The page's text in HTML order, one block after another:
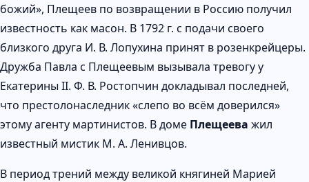
божий», Плещеев по возвращении в Россию получил
известность как масон. В 1792 г. с подачи своего
близкого друга И. В. Лопухина принят в розенкрейцеры.
Дружба Павла с Плещеевым вызывала тревогу у
Екатерины II. Ф. В. Ростопчин докладывал последней,
что престолонаследник «слепо во всём доверился»
этому агенту мартинистов. В доме Плещеева жил
известный мистик М. А. Ленивцов.
В период трений между великой княгиней Марией